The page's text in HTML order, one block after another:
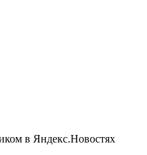
в Яндекс.Новостях